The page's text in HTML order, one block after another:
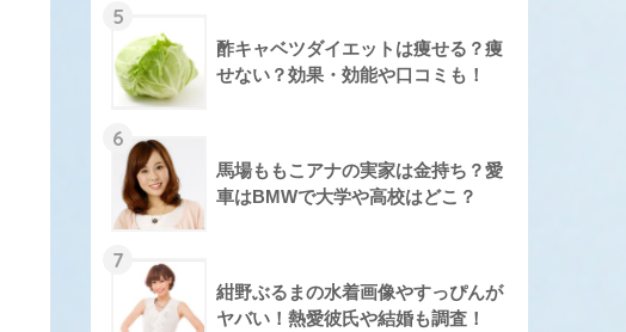
5
酢キャベツダイエットは痩せる？痩
せない？効果・効能や口コミも！
6
馬場ももこアナの実家は金持ち？愛
車はBMWで大学や高校はどこ？
7
紺野ぶるまの水着画像やすっぴんが
ヤバい！熱愛彼氏や結婚も調査！